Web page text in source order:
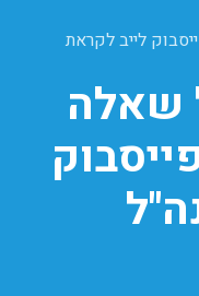
לייב לקראת
שאלה